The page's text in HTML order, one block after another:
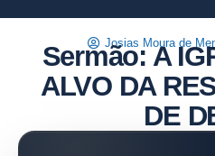
Josias Moura de
Sermão: A
ALVO DA
DE